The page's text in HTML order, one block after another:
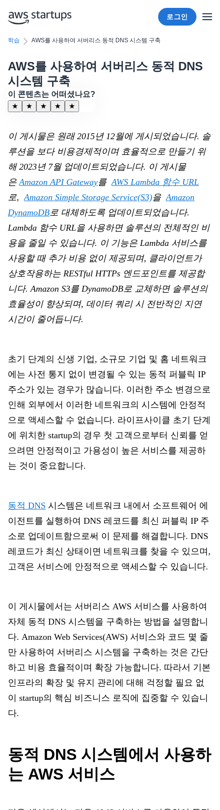
로그인
학습 AWS를 사용하여 서버리스 동적 DNS 시스템 구축
AWS를 사용하여 서버리스 동적 DNS
시스템 구축
이 콘텐츠는 어떠셨나요?
★ ★ ★ ★ ★
이 게시물은 원래 2015년 12월에 게시되었습니다. 솔
루션을 보다 비용경제적이며 효율적으로 만들기 위
해 2023년 7월 업데이트되었습니다. 이 게시물
은 Amazon API Gateway를 AWS Lambda 함수 URL
로, Amazon Simple Storage Service(S3)을 Amazon
DynamoDB로 대체하도록 업데이트되었습니다.
Lambda 함수 URL을 사용하면 솔루션의 전체적인 비
용을 줄일 수 있습니다. 이 기능은 Lambda 서비스를
사용할 때 추가 비용 없이 제공되며, 클라이언트가
상호작용하는 RESTful HTTPs 엔드포인트를 제공합
니다. Amazon S3를 DynamoDB로 교체하면 솔루션의
효율성이 향상되며, 데이터 쿼리 시 전반적인 지연
시간이 줄어듭니다.
초기 단계의 신생 기업, 소규모 기업 및 홈 네트워크
에는 사전 통지 없이 변경될 수 있는 동적 퍼블릭 IP
주소가 있는 경우가 많습니다. 이러한 주소 변경으로
인해 외부에서 이러한 네트워크의 시스템에 안정적
으로 액세스할 수 없습니다. 라이프사이클 초기 단계
에 위치한 startup의 경우 첫 고객으로부터 신뢰를 얻
으려면 안정적이고 가용성이 높은 서비스를 제공하
는 것이 중요합니다.
동적 DNS 시스템은 네트워크 내에서 소프트웨어 에
이전트를 실행하여 DNS 레코드를 최신 퍼블릭 IP 주
소로 업데이트함으로써 이 문제를 해결합니다. DNS
레코드가 최신 상태이면 네트워크를 찾을 수 있으며,
고객은 서비스에 안정적으로 액세스할 수 있습니다.
이 게시물에서는 서버리스 AWS 서비스를 사용하여
자체 동적 DNS 시스템을 구축하는 방법을 설명합니
다. Amazon Web Services(AWS) 서비스와 코드 몇 줄
만 사용하여 서버리스 시스템을 구축하는 것은 간단
하고 비용 효율적이며 확장 가능합니다. 따라서 기본
인프라의 확장 및 유지 관리에 대해 걱정할 필요 없
이 startup의 핵심 비즈니스 로직에 집중할 수 있습니
다.
동적 DNS 시스템에서 사용하
는 AWS 서비스